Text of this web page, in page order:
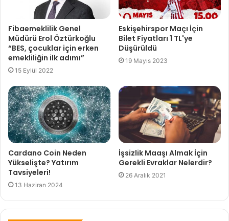
Fibaemeklilik Genel
Müdürü Erol Öztürkoğlu
“BES, çocuklar için erken
emekliliğin ilk adımı”
15 Eylül 2022
Eskişehirspor Maçı İçin
Bilet Fiyatları 1 TL'ye
Düşürüldü
19 Mayıs 2023
Cardano Coin Neden
Yükselişte? Yatırım
Tavsiyeleri!
13 Haziran 2024
İşsizlik Maaşı Almak İçin
Gerekli Evraklar Nelerdir?
26 Aralık 2021